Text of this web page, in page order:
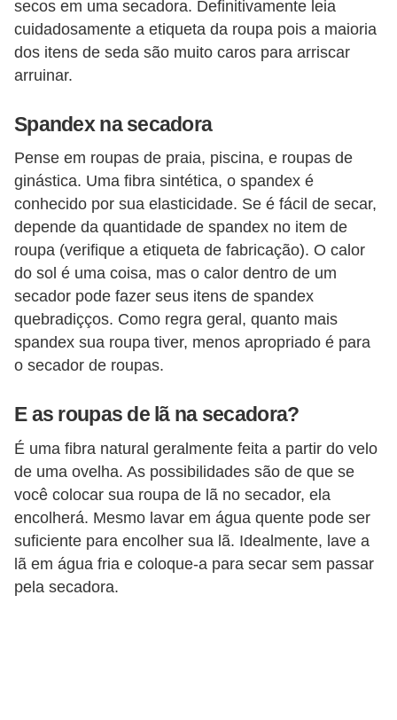
secos em uma secadora. Definitivamente leia
cuidadosamente a etiqueta da roupa pois a maioria
dos itens de seda são muito caros para arriscar
arruinar.
Spandex na secadora
Pense em roupas de praia, piscina, e roupas de
ginástica. Uma fibra sintética, o spandex é
conhecido por sua elasticidade. Se é fácil de secar,
depende da quantidade de spandex no item de
roupa (verifique a etiqueta de fabricação). O calor
do sol é uma coisa, mas o calor dentro de um
secador pode fazer seus itens de spandex
quebradiçços. Como regra geral, quanto mais
spandex sua roupa tiver, menos apropriado é para
o secador de roupas.
E as roupas de lã na secadora?
É uma fibra natural geralmente feita a partir do velo
de uma ovelha. As possibilidades são de que se
você colocar sua roupa de lã no secador, ela
encolherá. Mesmo lavar em água quente pode ser
suficiente para encolher sua lã. Idealmente, lave a
lã em água fria e coloque-a para secar sem passar
pela secadora.